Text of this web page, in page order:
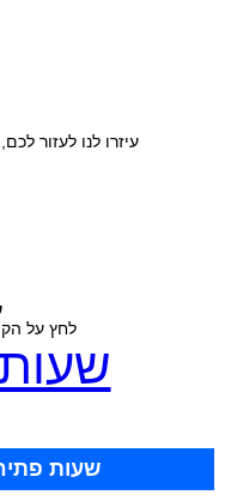
עיזרו לנו לעזור
לחץ על
שעות